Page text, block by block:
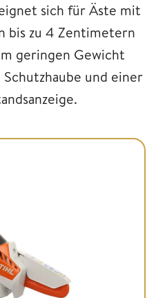
sich für Äste mit
bis zu 4 Zentimetern
geringen Gewicht
und einer